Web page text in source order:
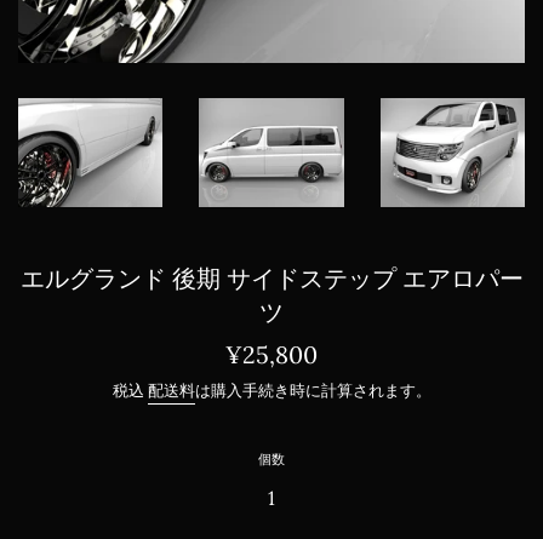
エルグランド 後期 サイドステップ エアロパー
ツ
通
価
¥25,800
税込 配送料は購入手続き時に計算されます。
個数